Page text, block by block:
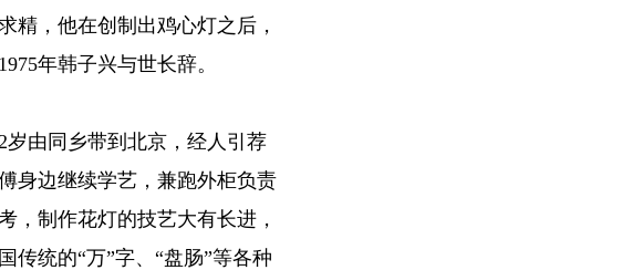
精，他在创制出鸡心灯之后，
年韩子兴与世长辞。
岁由同乡带到北京，经人引荐
身边继续学艺，兼跑外柜负责
，制作花灯的技艺大有长进，
传统的“万”字、“盘肠”等各种